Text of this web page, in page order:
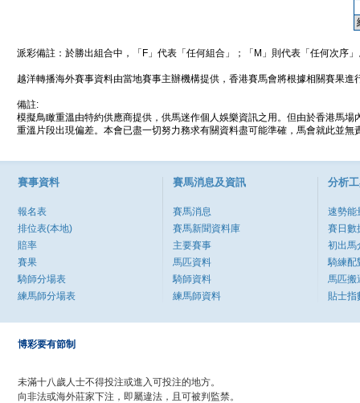
派彩備註：於勝出組合中，「F」代表「任何組合」；「M」則代表「任何次序
越洋轉播海外賽事資料由當地賽事主辦機構提供，香港賽馬會將根據相關賽果進
備註:
模擬鳥瞰重溫由特約供應商提供，供馬迷作個人娛樂資訊之用。但由於香港馬
重溫片段出現偏差。本會已盡一切努力務求有關資料盡可能準確，馬會就此並
賽事資料
報名表
排位表(本地)
賠率
賽果
騎師分場表
練馬師分場表
賽馬消息及資訊
賽馬消息
賽馬新聞資料庫
主要賽事
馬匹資料
騎師資料
練馬師資料
分析
速勢能
賽日數
初出馬
騎練配
馬匹搬
貼士指
博彩要有節制
未滿十八歲人士不得投注或進入可投注的地方。
向非法或海外莊家下注，即屬違法，且可被判監禁。